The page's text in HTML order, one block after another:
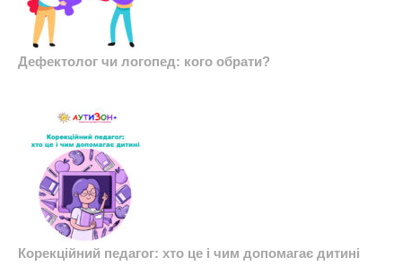
Дефектолог чи логопед: кого обрати?
Корекційний педагог: хто це і чим допомагає дитині